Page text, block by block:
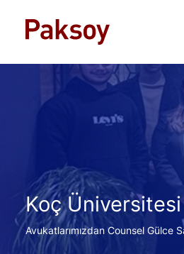
Koç
Avukatlarımızdan Counsel